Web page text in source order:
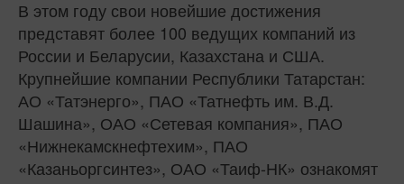
В этом году свои новейшие достижения
представят более 100 ведущих компаний из
России и Беларусии, Казахстана и США.
Крупнейшие компании Республики Татарстан:
АО «Татэнерго», ПАО «Татнефть им. В.Д.
Шашина», ОАО «Сетевая компания», ПАО
«Нижнекамскнефтехим», ПАО
«Казаньоргсинтез», ОАО «Таиф-НК» ознакомят